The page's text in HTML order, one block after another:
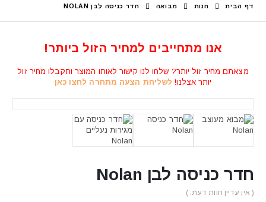
דף הבית חנות מבואה חדר כניסה לבן NOLAN
אנו מתחייבים למחיר הזול ביותר!
מצאתם מחיר זול יותר? שלחו לנו קישור לאותו המוצר ותקבלו מחיר זול
יותר אצלנו! לשליחת הצעה מתחרה לחצו כאן
חדר כניסה לבן Nolan
( אין עדיין חוות דעת. )